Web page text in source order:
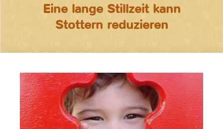
Eine lange Stillzeit kann
Stottern reduzieren